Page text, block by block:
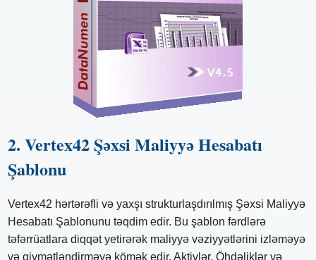
2. Vertex42 Şəxsi Maliyyə Hesabatı
Şablonu
Vertex42 hərtərəfli və yaxşı strukturlaşdırılmış Şəxsi Maliyyə
Hesabatı Şablonunu təqdim edir. Bu şablon fərdlərə
təfərrüatlara diqqət yetirərək maliyyə vəziyyətlərini izləməyə
və qiymətləndirməyə kömək edir. Aktivlər, Öhdəliklər və